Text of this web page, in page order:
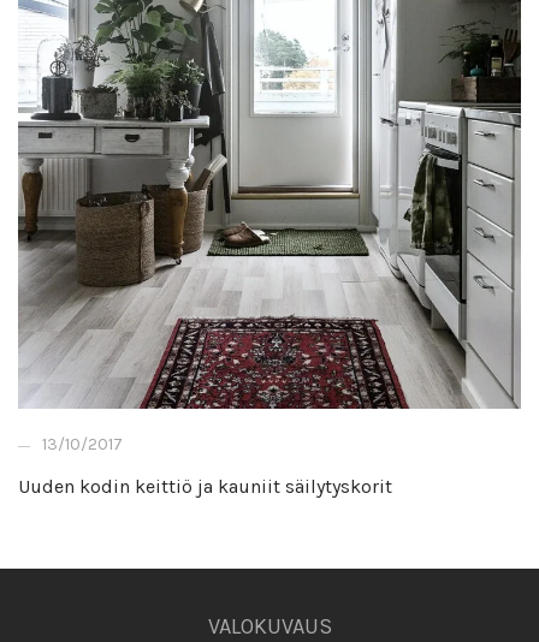
13/10/2017
Uuden kodin keittiö ja kauniit säilytyskorit
VALOKUVAUS